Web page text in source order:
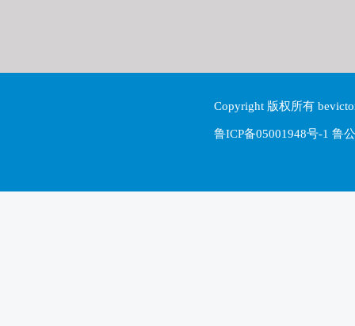
Copyright 版权所有
鲁ICP备05001948号-1 鲁